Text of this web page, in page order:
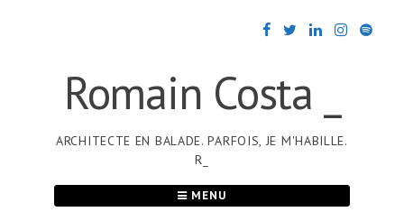
Romain Costa _
ARCHITECTE EN BALADE. PARFOIS, JE M'HABILLE.
R_
MENU